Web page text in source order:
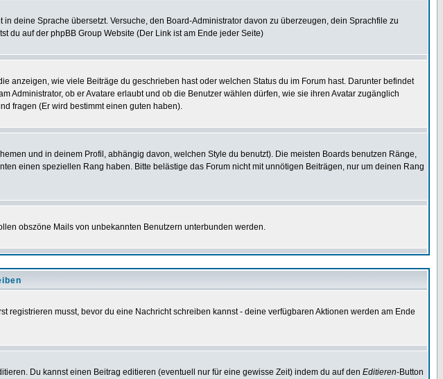
deine Sprache übersetzt. Versuche, den Board-Administrator davon zu überzeugen, dein Sprachfile zu
du auf der phpBB Group Website (Der Link ist am Ende jeder Seite)
anzeigen, wie viele Beiträge du geschrieben hast oder welchen Status du im Forum hast. Darunter befindet
Administrator, ob er Avatare erlaubt und ob die Benutzer wählen dürfen, wie sie ihren Avatar zugänglich
fragen (Er wird bestimmt einen guten haben).
und in deinem Profil, abhängig davon, welchen Style du benutzt). Die meisten Boards benutzen Ränge,
einen speziellen Rang haben. Bitte belästige das Forum nicht mit unnötigen Beiträgen, nur um deinen Rang
obszöne Mails von unbekannten Benutzern unterbunden werden.
musst, bevor du eine Nachricht schreiben kannst - deine verfügbaren Aktionen werden am Ende
Du kannst einen Beitrag editieren (eventuell nur für eine gewisse Zeit) indem du auf den Editieren-Button